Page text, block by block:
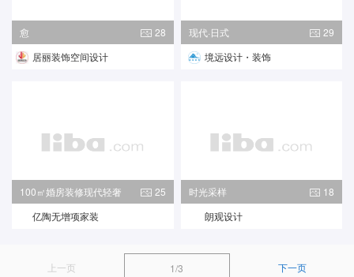
愈
28
居丽装饰空间设计
现代·日式
29
境远设计・装饰
100㎡婚房装修现代轻奢
25
亿陶无增项家装
时光采样
18
朗观设计
上一页 1/3 下一页